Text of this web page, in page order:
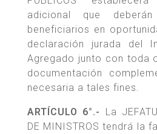
adicional que
beneficiarios en
declaración jurada del
Agregado junto con toda
documentación
necesaria a tales fines.
ARTÍCULO 6°.-
La
DE MINISTROS tendrá la